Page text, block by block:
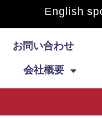
English
お問い合わせ
会社概要